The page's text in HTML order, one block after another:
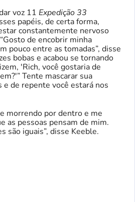
voz 11 Expedição 33
papéis, de certa forma,
constantemente nervoso
de encobrir minha
pouco entre as tomadas”, disse
bobas e acabou se tornando
'Rich, você gostaria de
Tente mascarar sua
e de repente você estará nos
morrendo por dentro e me
as pessoas pensam de mim.
são iguais”, disse Keeble.